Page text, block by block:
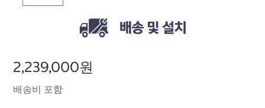
2,239,000원
배송비 포함